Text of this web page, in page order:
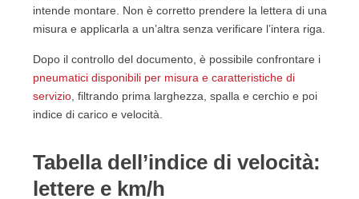
intende montare. Non è corretto prendere la lettera di una
misura e applicarla a un’altra senza verificare l’intera riga.
Dopo il controllo del documento, è possibile confrontare i
pneumatici disponibili per misura e caratteristiche di
servizio, filtrando prima larghezza, spalla e cerchio e poi
indice di carico e velocità.
Tabella dell’indice di velocità:
lettere e km/h